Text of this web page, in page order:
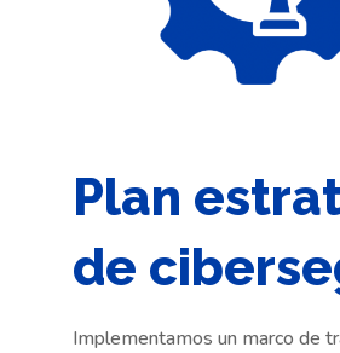
Plan
de
Implementamos un marco de